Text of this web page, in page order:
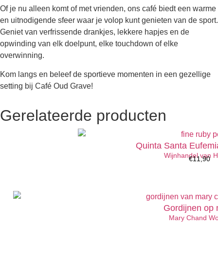
Of je nu alleen komt of met vrienden, ons café biedt een warme
en uitnodigende sfeer waar je volop kunt genieten van de sport.
Geniet van verfrissende drankjes, lekkere hapjes en de
opwinding van elk doelpunt, elke touchdown of elke
overwinning.
Kom langs en beleef de sportieve momenten in een gezellige
setting bij Café Oud Grave!
Gerelateerde producten
Quinta Santa
Wijnhandel van
€11,90
Gordijnen op
Mary Chand